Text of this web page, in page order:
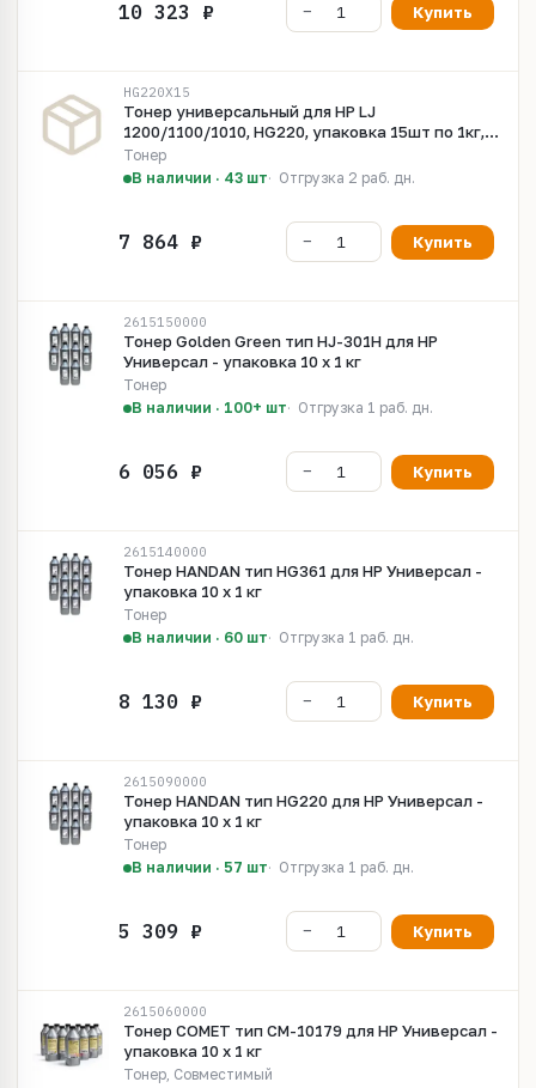
Купить
HG220X15
Тонер универсальный для HP LJ
1200/1100/1010, HG220, упаковка 15шт по 1кг,
Handan,
Тонер
В наличии · 43 шт
Отгрузка 2 раб. дн.
Купить
2615150000
Тонер Golden Green тип HJ-301H для HP
Универсал - упаковка 10 х 1 кг
Тонер
В наличии · 100+ шт
Отгрузка 1 раб. дн.
Купить
2615140000
Тонер HANDAN тип HG361 для HP Универсал -
упаковка 10 х 1 кг
Тонер
В наличии · 60 шт
Отгрузка 1 раб. дн.
Купить
2615090000
Тонер HANDAN тип HG220 для HP Универсал -
упаковка 10 х 1 кг
Тонер
В наличии · 57 шт
Отгрузка 1 раб. дн.
Купить
2615060000
Тонер COMET тип CM-10179 для HP Универсал -
упаковка 10 х 1 кг
Тонер, Совместимый